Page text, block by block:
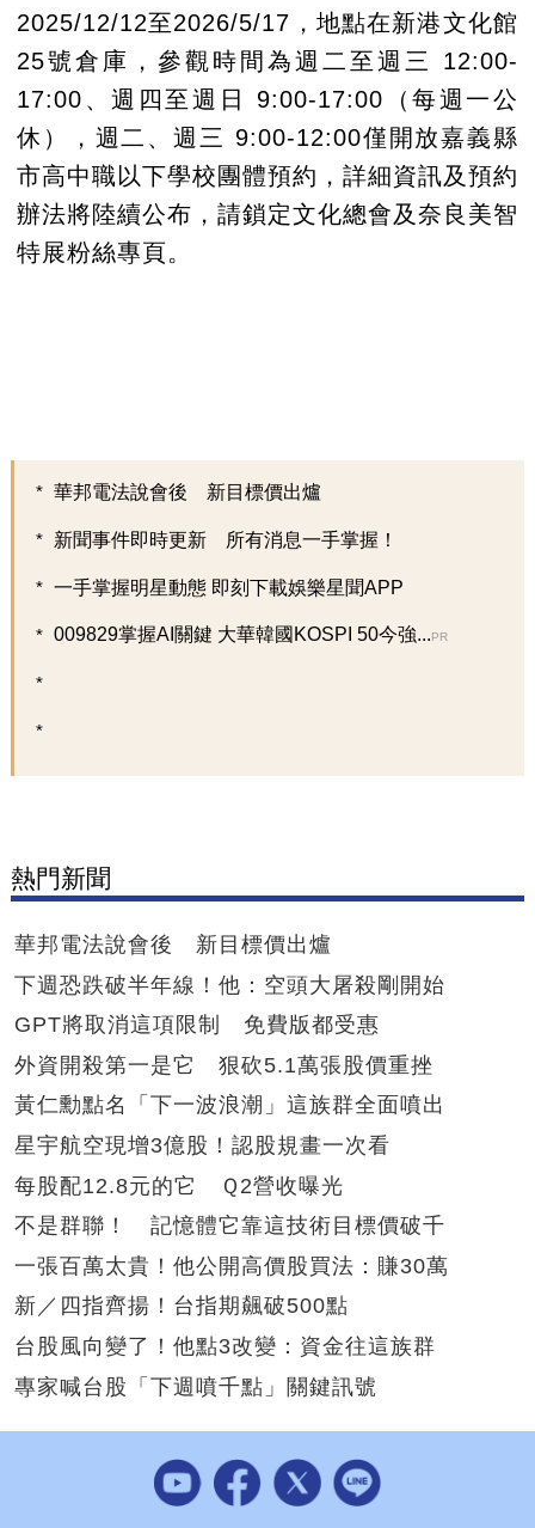
2025/12/12至2026/5/17，地點在新港文化館
25號倉庫，參觀時間為週二至週三 12:00-
17:00、週四至週日 9:00-17:00（每週一公
休），週二、週三 9:00-12:00僅開放嘉義縣
市高中職以下學校團體預約，詳細資訊及預約
辦法將陸續公布，請鎖定文化總會及奈良美智
特展粉絲專頁。
華邦電法說會後 新目標價出爐
新聞事件即時更新 所有消息一手掌握！
一手掌握明星動態 即刻下載娛樂星聞APP
009829掌握AI關鍵 大華韓國KOSPI 50今強...PR
熱門新聞
華邦電法說會後 新目標價出爐
下週恐跌破半年線！他：空頭大屠殺剛開始
GPT將取消這項限制 免費版都受惠
外資開殺第一是它 狠砍5.1萬張股價重挫
黃仁勳點名「下一波浪潮」這族群全面噴出
星宇航空現增3億股！認股規畫一次看
每股配12.8元的它 Ｑ2營收曝光
不是群聯！ 記憶體它靠這技術目標價破千
一張百萬太貴！他公開高價股買法：賺30萬
新／四指齊揚！台指期飆破500點
台股風向變了！他點3改變：資金往這族群
專家喊台股「下週噴千點」關鍵訊號